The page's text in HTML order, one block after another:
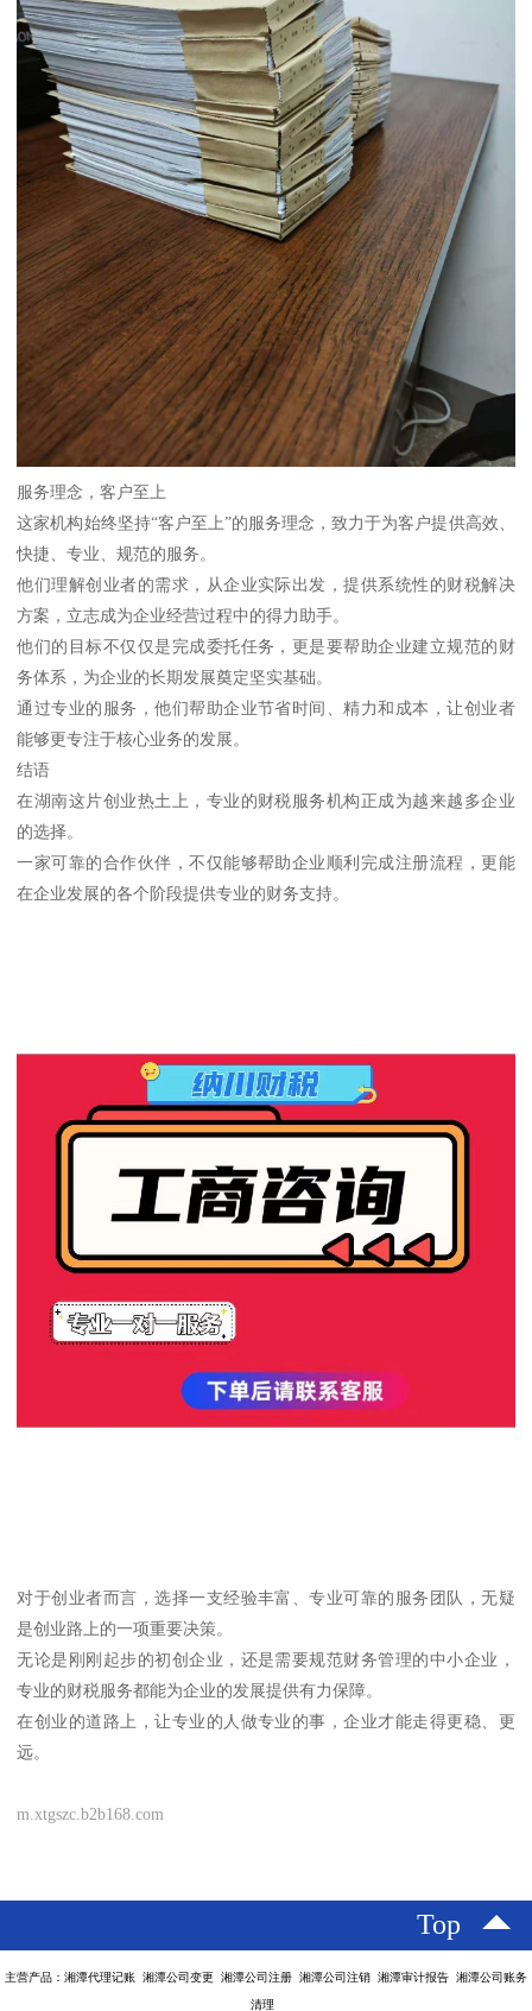
服务理念，客户至上
这家机构始终坚持“客户至上”的服务理念，致力于为客户提供高效、
快捷、专业、规范的服务。
他们理解创业者的需求，从企业实际出发，提供系统性的财税解决
方案，立志成为企业经营过程中的得力助手。
他们的目标不仅仅是完成委托任务，更是要帮助企业建立规范的财
务体系，为企业的长期发展奠定坚实基础。
通过专业的服务，他们帮助企业节省时间、精力和成本，让创业者
能够更专注于核心业务的发展。
结语
在湖南这片创业热土上，专业的财税服务机构正成为越来越多企业
的选择。
一家可靠的合作伙伴，不仅能够帮助企业顺利完成注册流程，更能
在企业发展的各个阶段提供专业的财务支持。
对于创业者而言，选择一支经验丰富、专业可靠的服务团队，无疑
是创业路上的一项重要决策。
无论是刚刚起步的初创企业，还是需要规范财务管理的中小企业，
专业的财税服务都能为企业的发展提供有力保障。
在创业的道路上，让专业的人做专业的事，企业才能走得更稳、更
远。
m.xtgszc.b2b168.com
Top
主营产品：湘潭代理记账 湘潭公司变更 湘潭公司注册 湘潭公司注销 湘潭审计报告 湘潭公司账务
清理